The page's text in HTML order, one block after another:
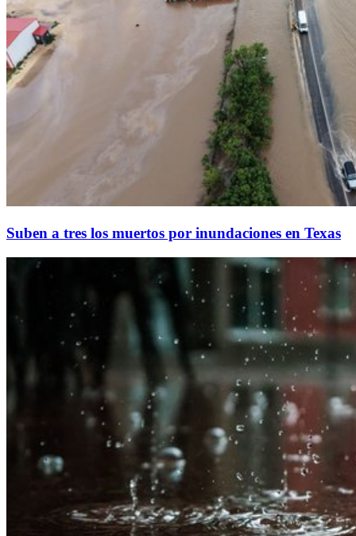
Suben a tres los muertos por inundaciones en Texas